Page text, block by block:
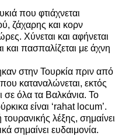
που φτιάχνεται
ζάχαρης και κορν
Χύνεται και αφήνεται
και πασπαλίζεται με άχνη
στην Τουρκία πριν από
καταναλώνεται, εκτός
όλα τα Βαλκάνια. Το
είναι ‘rahat locum’.
λέξης, σημαίνει
σημαίνει ευδαιμονία.